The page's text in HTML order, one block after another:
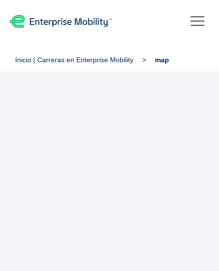
Inicio | Carreras en Enterprise Mobility map